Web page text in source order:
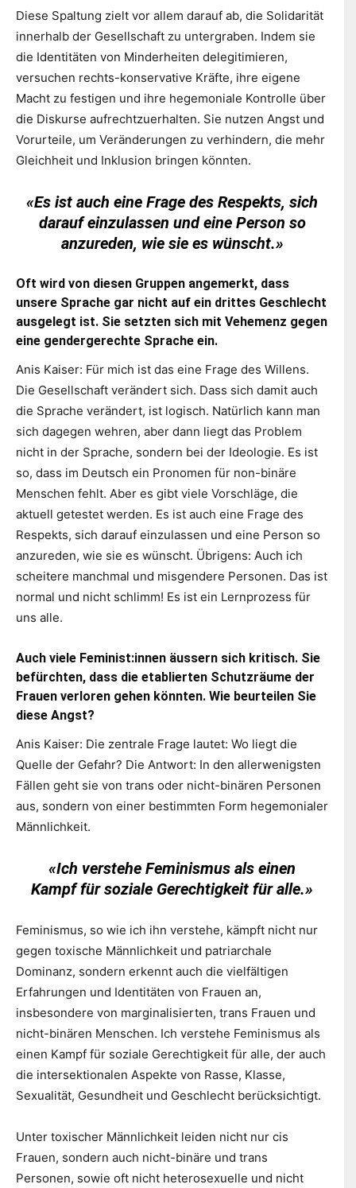
Diese Spaltung zielt vor allem darauf ab, die Solidarität
innerhalb der Gesellschaft zu untergraben. Indem sie
die Identitäten von Minderheiten delegitimieren,
versuchen rechts-konservative Kräfte, ihre eigene
Macht zu festigen und ihre hegemoniale Kontrolle über
die Diskurse aufrechtzuerhalten. Sie nutzen Angst und
Vorurteile, um Veränderungen zu verhindern, die mehr
Gleichheit und Inklusion bringen könnten.
«Es ist auch eine Frage des Respekts, sich
darauf einzulassen und eine Person so
anzureden, wie sie es wünscht.»
Oft wird von diesen Gruppen angemerkt, dass
unsere Sprache gar nicht auf ein drittes Geschlecht
ausgelegt ist. Sie setzten sich mit Vehemenz gegen
eine gendergerechte Sprache ein.
Anis Kaiser: Für mich ist das eine Frage des Willens.
Die Gesellschaft verändert sich. Dass sich damit auch
die Sprache verändert, ist logisch. Natürlich kann man
sich dagegen wehren, aber dann liegt das Problem
nicht in der Sprache, sondern bei der Ideologie. Es ist
so, dass im Deutsch ein Pronomen für non-binäre
Menschen fehlt. Aber es gibt viele Vorschläge, die
aktuell getestet werden. Es ist auch eine Frage des
Respekts, sich darauf einzulassen und eine Person so
anzureden, wie sie es wünscht. Übrigens: Auch ich
scheitere manchmal und misgendere Personen. Das ist
normal und nicht schlimm! Es ist ein Lernprozess für
uns alle.
Auch viele Feminist:innen äussern sich kritisch. Sie
befürchten, dass die etablierten Schutzräume der
Frauen verloren gehen könnten. Wie beurteilen Sie
diese Angst?
Anis Kaiser: Die zentrale Frage lautet: Wo liegt die
Quelle der Gefahr? Die Antwort: In den allerwenigsten
Fällen geht sie von trans oder nicht-binären Personen
aus, sondern von einer bestimmten Form hegemonialer
Männlichkeit.
«Ich verstehe Feminismus als einen
Kampf für soziale Gerechtigkeit für alle.»
Feminismus, so wie ich ihn verstehe, kämpft nicht nur
gegen toxische Männlichkeit und patriarchale
Dominanz, sondern erkennt auch die vielfältigen
Erfahrungen und Identitäten von Frauen an,
insbesondere von marginalisierten, trans Frauen und
nicht-binären Menschen. Ich verstehe Feminismus als
einen Kampf für soziale Gerechtigkeit für alle, der auch
die intersektionalen Aspekte von Rasse, Klasse,
Sexualität, Gesundheit und Geschlecht berücksichtigt.
Unter toxischer Männlichkeit leiden nicht nur cis
Frauen, sondern auch nicht-binäre und trans
Personen, sowie oft nicht heterosexuelle und nicht